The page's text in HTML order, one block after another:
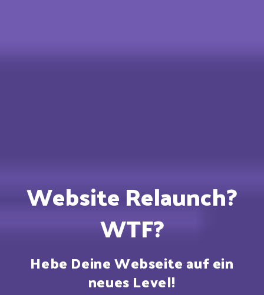
Website Relaunch?
WTF?
Hebe Deine Webseite auf ein
neues Level!